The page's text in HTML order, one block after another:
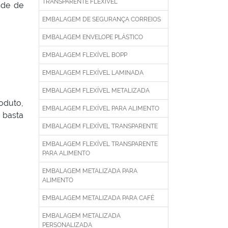
de
basta
TRANSPARENTE FLEXÍVEL
EMBALAGEM DE SEGURANÇA CORREIOS
EMBALAGEM ENVELOPE PLÁSTICO
EMBALAGEM FLEXÍVEL BOPP
EMBALAGEM FLEXÍVEL LAMINADA
EMBALAGEM FLEXÍVEL METALIZADA
EMBALAGEM FLEXÍVEL PARA ALIMENTO
EMBALAGEM FLEXÍVEL TRANSPARENTE
EMBALAGEM FLEXÍVEL TRANSPARENTE
PARA ALIMENTO
EMBALAGEM METALIZADA PARA
ALIMENTO
EMBALAGEM METALIZADA PARA CAFÉ
EMBALAGEM METALIZADA
PERSONALIZADA